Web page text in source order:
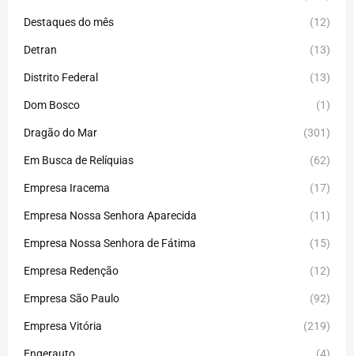
Destaques do mês (12)
Detran (13)
Distrito Federal (13)
Dom Bosco (1)
Dragão do Mar (301)
Em Busca de Relíquias (62)
Empresa Iracema (17)
Empresa Nossa Senhora Aparecida (11)
Empresa Nossa Senhora de Fátima (15)
Empresa Redenção (12)
Empresa São Paulo (92)
Empresa Vitória (219)